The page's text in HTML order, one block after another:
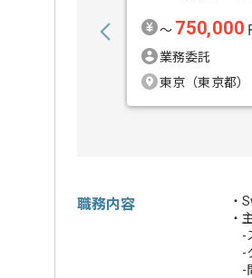
〜 750,000
業務委託
東京（東京都）
職務内容
・
・
-
-
-